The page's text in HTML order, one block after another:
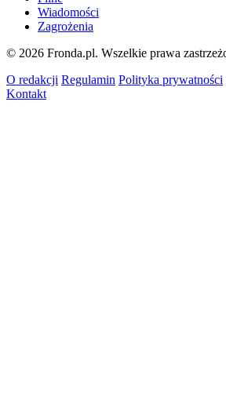
Wiadomości
Zagrożenia
© 2026 Fronda.pl. Wszelkie prawa
O redakcji Regulamin Polityka prywatności
Kontakt